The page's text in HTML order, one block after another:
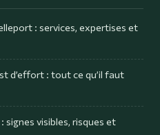
: services, expertises et
d’effort : tout ce qu’il faut
signes visibles, risques et